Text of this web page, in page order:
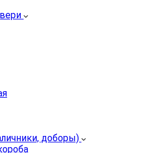
доборы)